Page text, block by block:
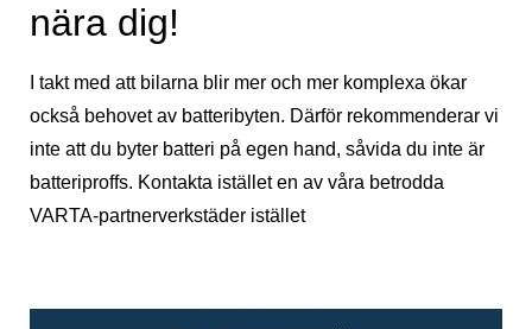
nära dig!
I takt med att bilarna blir mer och mer komplexa ökar
också behovet av batteribyten. Därför rekommenderar vi
inte att du byter batteri på egen hand, såvida du inte är
batteriproffs. Kontakta istället en av våra betrodda
VARTA-partnerverkstäder istället